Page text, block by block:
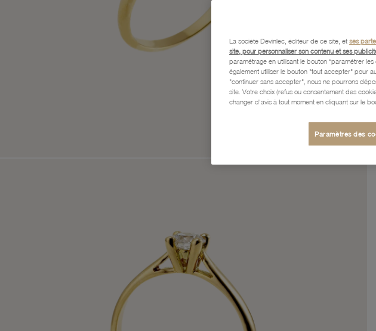
La société Devinlec, éditeur de ce site, et ses
site, pour personnaliser son contenu et ses
paramétrage en utilisant le bouton “paramétrer
également utiliser le bouton "tout accepter" pour
"continuer sans accepter", nous ne pourrons
site. Votre choix (refus ou consentement des
changer d'avis à tout moment en cliquant sur le
Paramètres des